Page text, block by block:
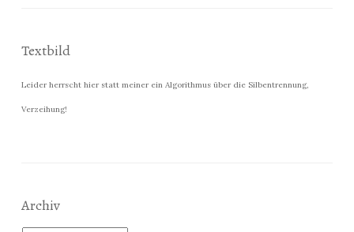
Textbild
Leider herrscht hier statt meiner ein Algorithmus über die Silbentrennung,
Verzeihung!
Archiv